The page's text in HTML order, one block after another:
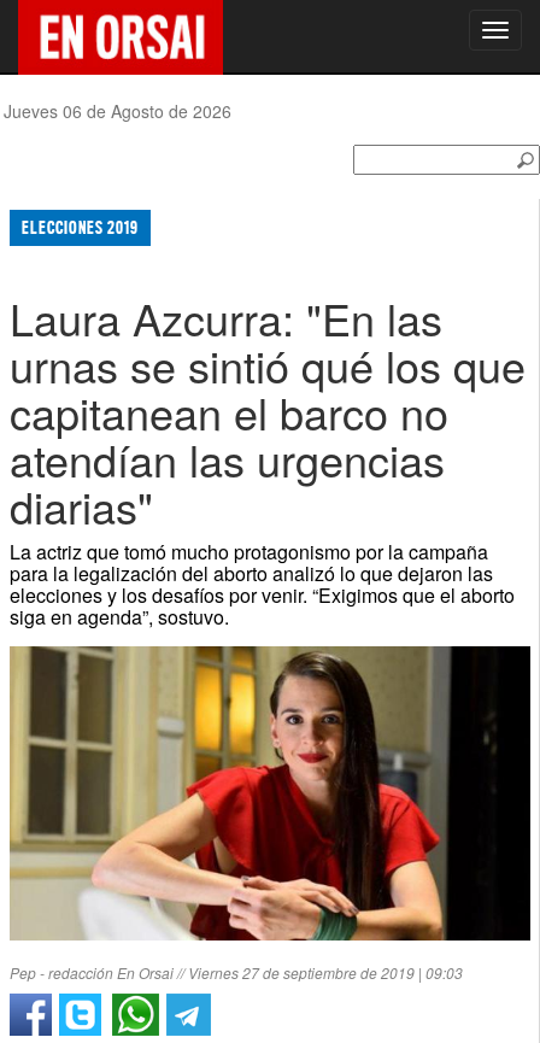
Jueves 06 de Agosto de 2026
ELECCIONES 2019
Laura Azcurra: "En las
urnas se sintió qué los que
capitanean el barco no
atendían las urgencias
diarias"
La actriz que tomó mucho protagonismo por la campaña
para la legalización del aborto analizó lo que dejaron las
elecciones y los desafíos por venir. “Exigimos que el aborto
siga en agenda”, sostuvo.
Pep - redacción En Orsai // Viernes 27 de septiembre de 2019 | 09:03